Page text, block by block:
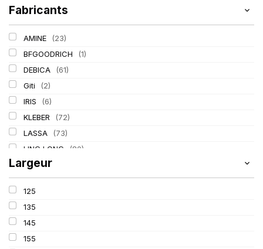
Fabricants
AMINE
(23)
BFGOODRICH
(1)
DEBICA
(61)
Giti
(2)
IRIS
(6)
KLEBER
(72)
LASSA
(73)
LING LONG
(80)
MICHELIN
PIRELLI (211)
TIGAR
Largeur
125
135
145
155